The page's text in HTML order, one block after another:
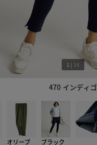
470 インディゴ
1 | 14
オリーブ ブラック